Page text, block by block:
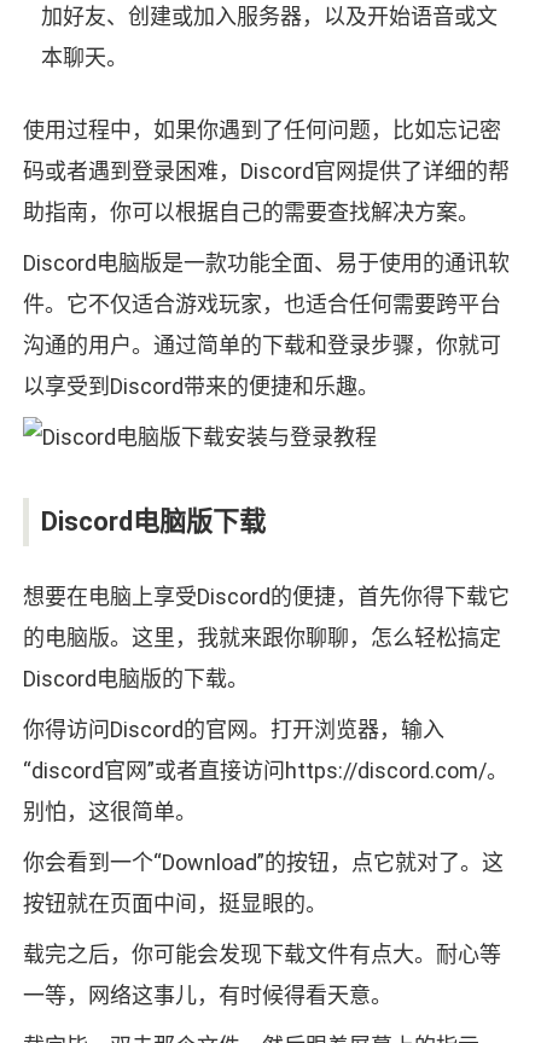
加好友、创建或加入服务器，以及开始语音或文
本聊天。
使用过程中，如果你遇到了任何问题，比如忘记密
码或者遇到登录困难，Discord官网提供了详细的帮
助指南，你可以根据自己的需要查找解决方案。
Discord电脑版是一款功能全面、易于使用的通讯软
件。它不仅适合游戏玩家，也适合任何需要跨平台
沟通的用户。通过简单的下载和登录步骤，你就可
以享受到Discord带来的便捷和乐趣。
Discord电脑版下载
想要在电脑上享受Discord的便捷，首先你得下载它
的电脑版。这里，我就来跟你聊聊，怎么轻松搞定
Discord电脑版的下载。
你得访问Discord的官网。打开浏览器，输入
“discord官网”或者直接访问https://discord.com/。
别怕，这很简单。
你会看到一个“Download”的按钮，点它就对了。这
按钮就在页面中间，挺显眼的。
载完之后，你可能会发现下载文件有点大。耐心等
一等，网络这事儿，有时候得看天意。